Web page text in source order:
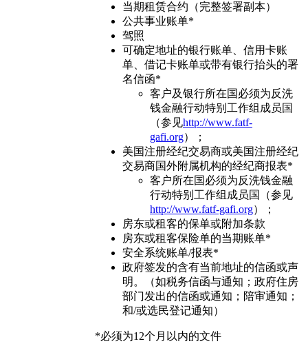
当期租赁合约（完整签署副本）
公共事业账单*
驾照
可确定地址的银行账单、信用卡账
单、借记卡账单或带有银行抬头的署
名信函*
客户及银行所在国必须为反洗
钱金融行动特别工作组成员国
（参见http://www.fatf-
gafi.org）；
美国注册经纪交易商或美国注册经纪
交易商国外附属机构的经纪商报表*
客户所在国必须为反洗钱金融
行动特别工作组成员国（参见
http://www.fatf-gafi.org）；
房东或租客的保单或附加条款
房东或租客保险单的当期账单*
安全系统账单/报表*
政府签发的含有当前地址的信函或声
明。（如税务信函与通知；政府住房
部门发出的信函或通知；陪审通知；
和/或选民登记通知）
*必须为12个月以内的文件